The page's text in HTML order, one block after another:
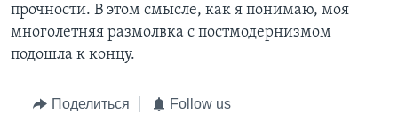
прочности. В этом смысле, как я понимаю, моя
многолетняя размолвка с постмодернизмом
подошла к концу.
Поделиться Follow us